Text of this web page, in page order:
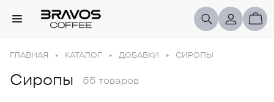
ГЛАВНАЯ КАТАЛОГ ДОБАВКИ СИРОПЫ
Сиропы 55 товаров